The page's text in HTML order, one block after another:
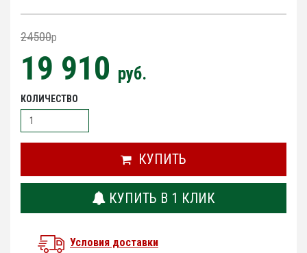
24500p
19 910 руб.
КОЛИЧЕСТВО
КУПИТЬ
КУПИТЬ В 1 КЛИК
Условия доставки